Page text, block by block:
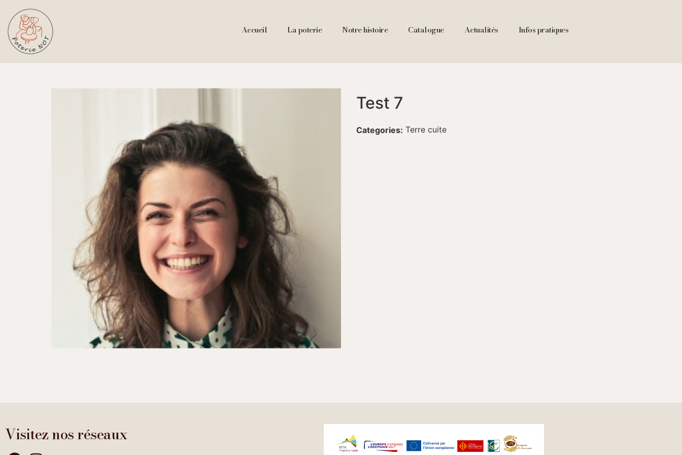
Accueil La poterie Notre histoire Catalogue Actualités Infos pratiques
Test 7
Categories: Terre cuite
Visitez nos réseaux